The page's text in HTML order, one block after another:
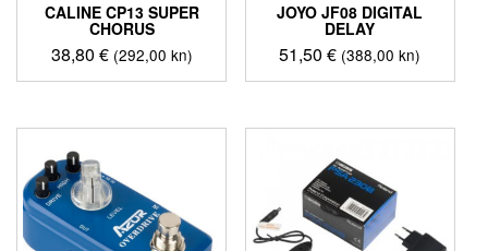
CALINE CP13 SUPER
CHORUS
38,80 € (292,00 kn)
JOYO JF08 DIGITAL
DELAY
51,50€ (388,00 kn)